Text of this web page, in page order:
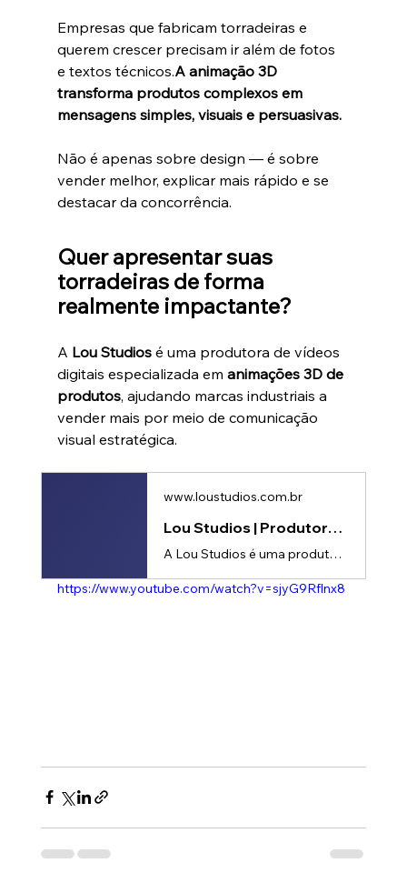
Empresas que fabricam torradeiras e
querem crescer precisam ir além de fotos
e textos técnicos.A animação 3D
transforma produtos complexos em
mensagens simples, visuais e persuasivas.
Não é apenas sobre design — é sobre
vender melhor, explicar mais rápido e se
destacar da concorrência.
Quer apresentar suas
torradeiras de forma
realmente impactante?
A Lou Studios é uma produtora de vídeos
digitais especializada em animações 3D de
produtos, ajudando marcas industriais a
vender mais por meio de comunicação
visual estratégica.
www.loustudios.com.br
Lou Studios | Produtora de vídeos
A Lou Studios é uma produtora de vídeos, especializada em motion design, animação 2D e 3D. Temos o vídeo certo para suas redes sociais!
https://www.youtube.com/watch?v=sjyG9Rflnx8